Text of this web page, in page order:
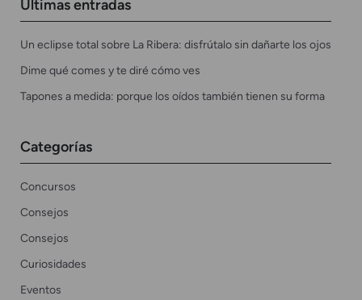
Últimas entradas
Un eclipse total sobre La Ribera: disfrútalo sin dañarte los ojos
Dime qué comes y te diré cómo ves
Tapones a medida: porque los oídos también tienen su forma
Categorías
Concursos
Consejos
Consejos
Curiosidades
Eventos